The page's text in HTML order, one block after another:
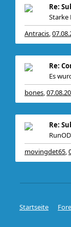
Starke
Bei
Antracis,
Re:
Es
bones,
movingdet65,
Startseite